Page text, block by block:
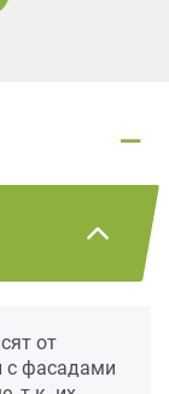
от
с фасадами